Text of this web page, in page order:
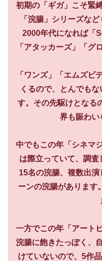
初期の「ギガ」こそ緊
「浣腸」シリーズな
2000年代になれば「
「アタッカーズ」「グ
「ワンズ」「エムズビ
くるので、とんでも
す。その先駆けとなる
界も賑わい
中でもこの年「シネマ
は際立っていて、調査
15名の浣腸、複数出
ーンの浣腸があります
一方でこの年「アート
浣腸に飽きたっぽく、
けていないので、5作